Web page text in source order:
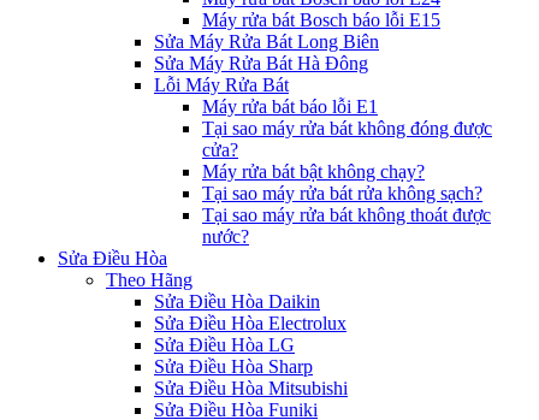
Máy rửa bát Bosch báo lỗi E15
Sửa Máy Rửa Bát Long Biên
Sửa Máy Rửa Bát Hà Đông
Lỗi Máy Rửa Bát
Máy rửa bát báo lỗi E1
Tại sao máy rửa bát không đóng được
cửa?
Máy rửa bát bật không chạy?
Tại sao máy rửa bát rửa không sạch?
Tại sao máy rửa bát không thoát được
nước?
Sửa Điều Hòa
Theo Hãng
Sửa Điều Hòa Daikin
Sửa Điều Hòa Electrolux
Sửa Điều Hòa LG
Sửa Điều Hòa Sharp
Sửa Điều Hòa Mitsubishi
Sửa Điều Hòa Funiki